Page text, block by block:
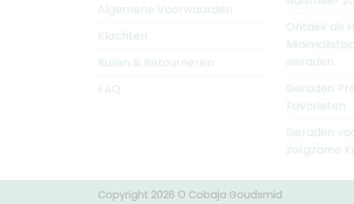
Algemene Voorwaarden
Klachten
Ruilen & Retourneren
FAQ
Ontdek de
sieraden
Sieraden
Favorieten
Sieraden
zorgzame
Copyright 2026 © Cobaja Goudsmid